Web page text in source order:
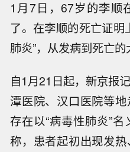
1月7日，67岁的李顺
了。在李顺的死亡证明
肺炎”，从发病到死亡的
自1月21日起，新京报
潭医院、汉口医院等
存在以“病毒性肺炎”
称，患者起初出现发